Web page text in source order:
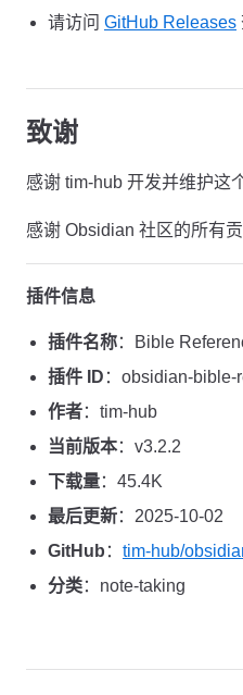
请访问 GitHub Releases
致谢
感谢 tim-hub 开发并维护这
感谢 Obsidian 社区的所有贡
插件信息
插件名称：Bible
插件 ID ：obsidian-bible-
作者：tim-hub
当前版本：v3.2.2
下载量：45.4K
最后更新：2025-10-02
GitHub ： tim-hub/
分类：note-taking